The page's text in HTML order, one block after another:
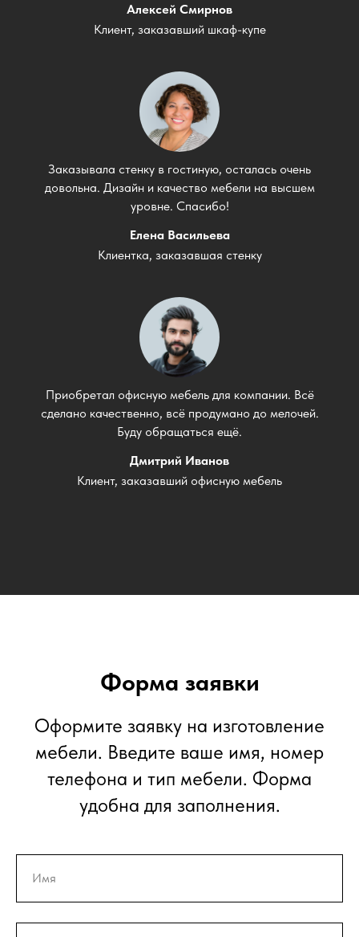
Алексей Смирнов
Клиент, заказавший шкаф-купе
Заказывала стенку в гостиную, осталась очень
довольна. Дизайн и качество мебели на высшем
уровне. Спасибо!
Елена Васильева
Клиентка, заказавшая стенку
Приобретал офисную мебель для компании. Всё
сделано качественно, всё продумано до мелочей.
Буду обращаться ещё.
Дмитрий Иванов
Клиент, заказавший офисную мебель
Форма заявки
Оформите заявку на изготовление
мебели. Введите ваше имя, номер
телефона и тип мебели. Форма
удобна для заполнения.
Имя